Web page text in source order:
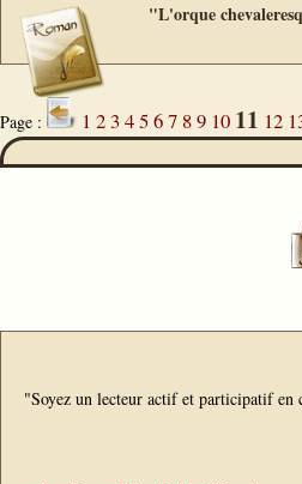
"L'orque
Page : 1 234567 89 10 11 12
"Soyez un lecteur actif et participatif en